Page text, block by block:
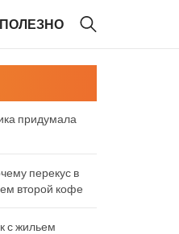
ПОЛЕЗНО
придумала
перекус в
второй кофе
с жильем